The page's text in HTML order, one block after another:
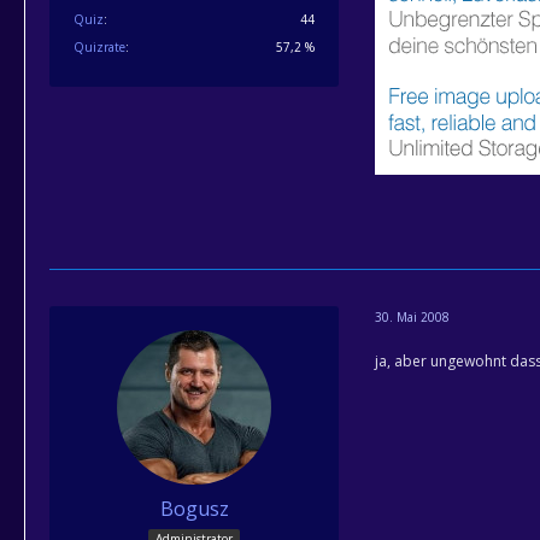
Quiz
44
Quizrate
57,2 %
Bogusz
30. Mai 2008
ja, aber ungewohnt